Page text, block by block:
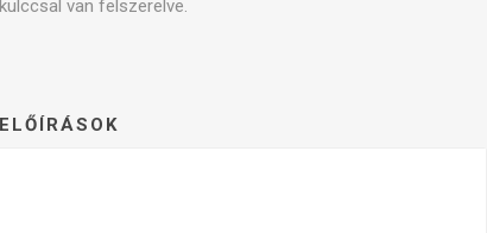
van felszerelve.